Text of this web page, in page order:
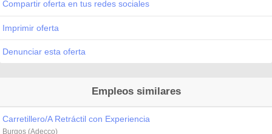
Compartir oferta en tus redes sociales
Imprimir oferta
Denunciar esta oferta
Empleos similares
Carretillero/A Retráctil con Experiencia
Burgos (Adecco)